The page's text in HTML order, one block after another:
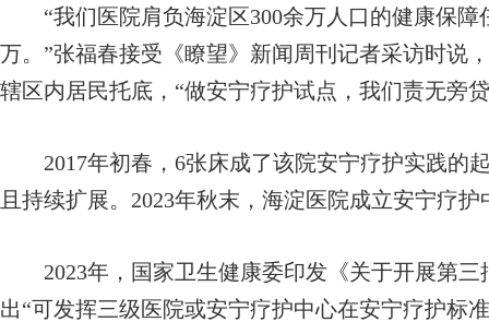
“我们医院肩负海淀区300余万人口的健康保障
万。”张福春接受《瞭望》新闻周刊记者采访时说
辖区内居民托底，“做安宁疗护试点，我们责无旁
2017年初春，6张床成了该院安宁疗护实践的
且持续扩展。2023年秋末，海淀医院成立安宁疗
2023年，国家卫生健康委印发《关于开展第三
出“可发挥三级医院或安宁疗护中心在安宁疗护标